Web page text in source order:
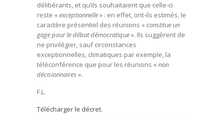
délibérants, et qu’ils souhaitaient que celle-ci
reste « exceptionnelle» : en effet, ont-ils estimés, le
caractère présentiel des réunions « constitue un
gage pour le débat démocratique». Ils suggèrent de
ne privilégier, sauf circonstances
exceptionnelles, climatiques par exemple, la
téléconférence que pour les réunions « non
décisionnaires ».
F.L.
Télécharger le décret.